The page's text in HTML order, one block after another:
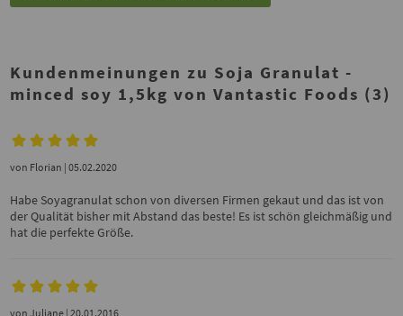
Kundenmeinungen zu Soja Granulat -
minced soy 1,5kg von Vantastic Foods (3)
von Florian | 05.02.2020
Habe Soyagranulat schon von diversen Firmen gekaut und das ist von
der Qualität bisher mit Abstand das beste! Es ist schön gleichmäßig und
hat die perfekte Größe.
vonJuliane | 20.01.2016